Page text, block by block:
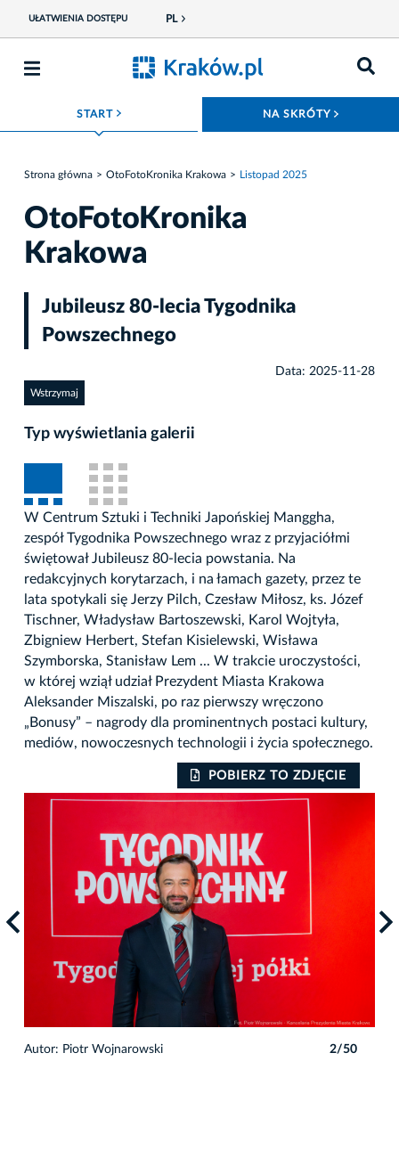
UŁATWIENIA DOSTĘPU PL
START ROZWIŃ MENU NA SKRÓTY
Strona główna OtoFotoKronika Krakowa Listopad 2025
OtoFotoKronika
Krakowa
Jubileusz 80-lecia Tygodnika
Powszechnego
Data: 2025-11-28
Wstrzymaj
Typ wyświetlania galerii
W Centrum Sztuki i Techniki Japońskiej Manggha,
zespół Tygodnika Powszechnego wraz z przyjaciółmi
świętował Jubileusz 80-lecia powstania. Na
redakcyjnych korytarzach, i na łamach gazety, przez te
lata spotykali się Jerzy Pilch, Czesław Miłosz, ks. Józef
Tischner, Władysław Bartoszewski, Karol Wojtyła,
Zbigniew Herbert, Stefan Kisielewski, Wisława
Szymborska, Stanisław Lem ... W trakcie uroczystości,
w której wziął udział Prezydent Miasta Krakowa
Aleksander Miszalski, po raz pierwszy wręczono
„Bonusy” – nagrody dla prominentnych postaci kultury,
mediów, nowoczesnych technologii i życia społecznego.
POBIERZ TO ZDJĘCIE
Autor: Piotr Wojnarowski 2/50